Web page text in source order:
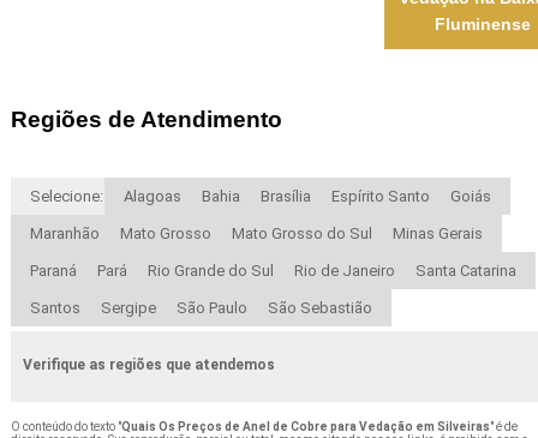
Fluminense
Regiões de Atendimento
Selecione: Alagoas Bahia Brasília Espírito Santo Goiás
Maranhão Mato Grosso Mato Grosso do Sul Minas Gerais
Paraná Pará Rio Grande do Sul Rio de Janeiro Santa Catarina
Santos Sergipe São Paulo São Sebastião
Verifique as regiões que atendemos
O conteúdo do texto "Quais Os Preços de Anel de Cobre para Vedação em Silveiras" é de